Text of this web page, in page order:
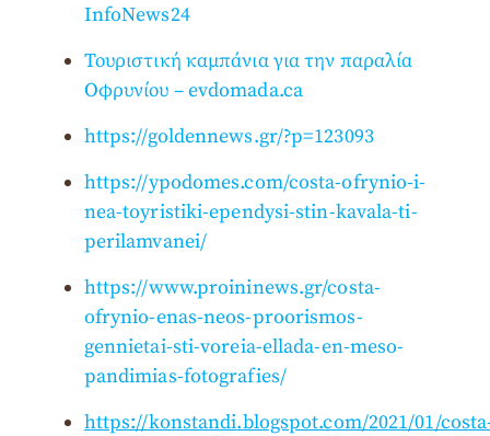
InfoNews24
Τουριστική καμπάνια για την παραλία
Οφρυνίου – evdomada.ca
https://goldennews.gr/?p=123093
https://ypodomes.com/costa-ofrynio-i-
nea-toyristiki-ependysi-stin-kavala-ti-
perilamvanei/
https://www.proininews.gr/costa-
ofrynio-enas-neos-proorismos-
gennietai-sti-voreia-ellada-en-meso-
pandimias-fotografies/
https://konstandi.blogspot.com/2021/01/